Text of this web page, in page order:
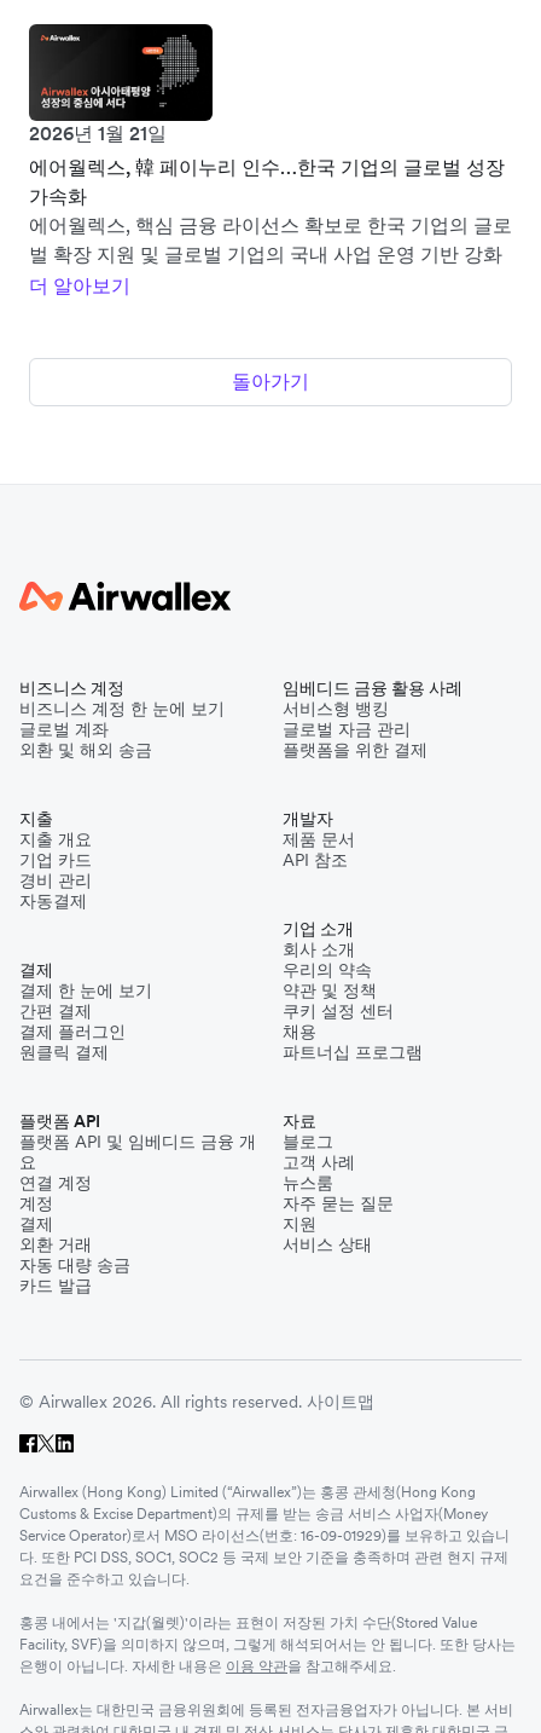
2026년 1월 21일
에어월렉스, 韓 페이누리 인수…한국 기업의 글로벌 성장
가속화
에어월렉스, 핵심 금융 라이선스 확보로 한국 기업의 글로
벌 확장 지원 및 글로벌 기업의 국내 사업 운영 기반 강화
더 알아보기
돌아가기
비즈니스 계정
비즈니스 계정 한 눈에 보기
글로벌 계좌
외환 및 해외 송금
지출
지출 개요
기업 카드
경비 관리
자동결제
결제
결제 한 눈에 보기
간편 결제
결제 플러그인
원클릭 결제
플랫폼 API
플랫폼 API 및 임베디드 금융 개
요
연결 계정
계정
결제
외환 거래
자동 대량 송금
카드 발급
임베디드 금융 활용 사례
서비스형 뱅킹
글로벌 자금 관리
플랫폼을 위한 결제
개발자
제품 문서
API 참조
기업 소개
회사 소개
우리의 약속
약관 및 정책
쿠키 설정 센터
채용
파트너십 프로그램
자료
블로그
고객 사례
뉴스룸
자주 묻는 질문
지원
서비스 상태
© Airwallex 2026. All rights reserved. 사이트맵
Airwallex (Hong Kong) Limited (“Airwallex”)는 홍콩 관세청(Hong Kong
Customs & Excise Department)의 규제를 받는 송금 서비스 사업자(Money
Service Operator)로서 MSO 라이선스(번호: 16-09-01929)를 보유하고 있습니
다. 또한 PCI DSS, SOC1, SOC2 등 국제 보안 기준을 충족하며 관련 현지 규제
요건을 준수하고 있습니다.
홍콩 내에서는 '지갑(월렛)'이라는 표현이 저장된 가치 수단(Stored Value
Facility, SVF)을 의미하지 않으며, 그렇게 해석되어서는 안 됩니다. 또한 당사는
은행이 아닙니다. 자세한 내용은 이용 약관을 참고해주세요.
Airwallex는 대한민국 금융위원회에 등록된 전자금융업자가 아닙니다. 본 서비